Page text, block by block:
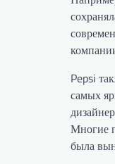
Pepsi
самых
Многие
была